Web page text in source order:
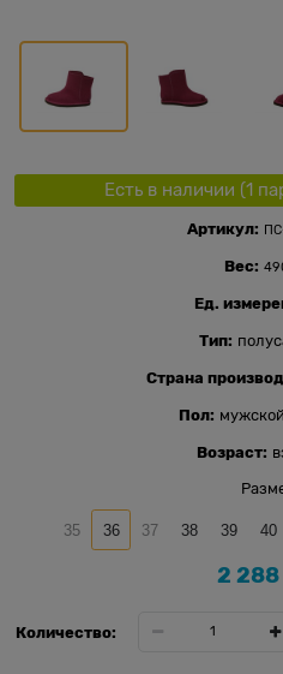
Есть в наличии (1
Артикул:
Вес:
Ед.
Тип:
Страна
Пол:
Возраст:
35 36 37 38 39 40
2 288
Количество: